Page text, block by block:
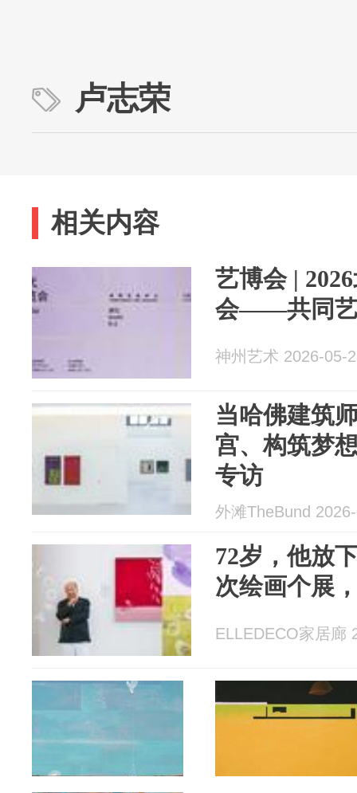
卢志荣
相关内容
艺博会 |
会——共同
神州艺术 2026-05-
当哈佛建筑
宫、构筑梦
专访
外滩TheBund
72岁，他放
次绘画个展
ELLEDECO家居廊